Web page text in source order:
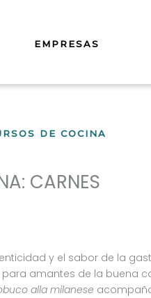
EMPRESAS
DE COCINA
CARNES
y el sabor de la
amantes de la buena
alla milanese